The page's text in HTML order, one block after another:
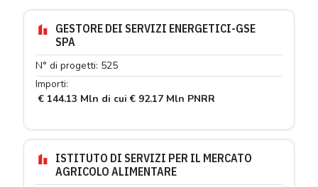
GESTORE DEI SERVIZI ENERGETICI-GSE
SPA
N° di progetti: 525
Importi:
€ 144.13 Mln di cui € 92.17 Mln PNRR
ISTITUTO DI SERVIZI PER IL MERCATO
AGRICOLO ALIMENTARE